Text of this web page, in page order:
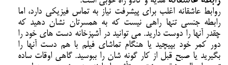
روابط عاشقانه اغلب برای پیشرفت نیاز به تماس فیزیکی دارد، اما
رابطه جنسی تنها راهی نیست که به همسرتان نشان دهید که
چقدر آنها را دوست دارید. می توانید در آشپزخانه دست های خود را
دور کمر خود بپیچید یا هنگام تماشای فیلم با هم دست آنها را
بگیرید یا صبح قبل از کار گونه شان را ببوسید. گاهی اوقات ساده